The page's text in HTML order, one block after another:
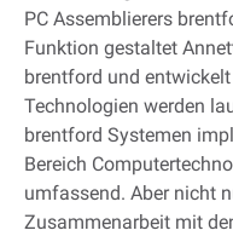
PC Assemblierers
Funktion gestaltet
brentford und
Technologien werden
brentford Systemen
Bereich
umfassend. Aber nicht
Zusammenarbeit mit